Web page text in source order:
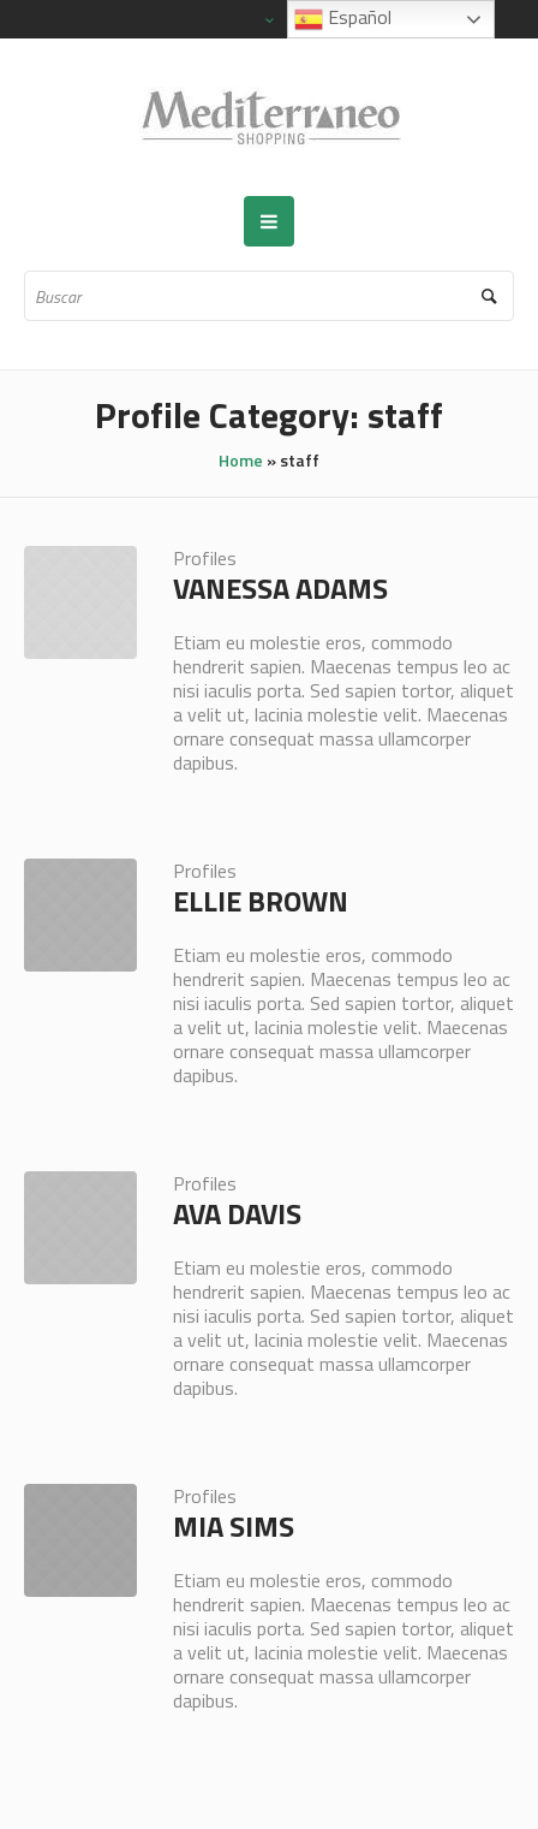
Profile Category: staff
Home »staff
Profiles
VANESSA ADAMS
Etiam eu molestie eros, commodo
hendrerit sapien. Maecenas tempus leo ac
nisi iaculis porta. Sed sapien tortor, aliquet
a velit ut, lacinia molestie velit. Maecenas
ornare consequat massa ullamcorper
dapibus.
Profiles
ELLIE BROWN
Etiam eu molestie eros, commodo
hendrerit sapien. Maecenas tempus leo ac
nisi iaculis porta. Sed sapien tortor, aliquet
a velit ut, lacinia molestie velit. Maecenas
ornare consequat massa ullamcorper
dapibus.
Profiles
AVA DAVIS
Etiam eu molestie eros, commodo
hendrerit sapien. Maecenas tempus leo ac
nisi iaculis porta. Sed sapien tortor, aliquet
a velit ut, lacinia molestie velit. Maecenas
ornare consequat massa ullamcorper
dapibus.
Profiles
MIA SIMS
Etiam eu molestie eros, commodo
hendrerit sapien. Maecenas tempus leo ac
nisi iaculis porta. Sed sapien tortor, aliquet
a velit ut, lacinia molestie velit. Maecenas
ornare consequat massa ullamcorper
dapibus.
Español